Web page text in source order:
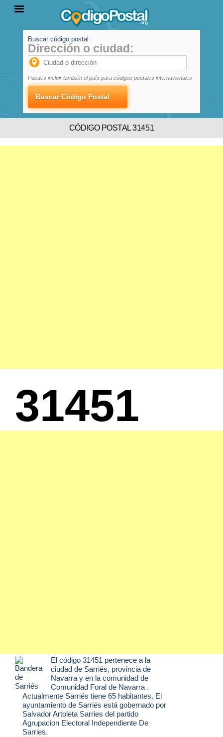
PROVINCIAS
LOCALIDADES
Buscar código postal
Dirección o ciudad:
Puedes incluir también el país para códigos postales internacionales
CÓDIGO POSTAL 31451
31451
El código 31451 pertenece a la
ciudad de Sarriés, provincia de
Navarra y en la comunidad de
Comunidad Foral de Navarra .
Actualmente Sarriés tiene 65 habitantes. El
ayuntamiento de Sarriés está gobernado por
Salvador Artoleta Sarries del partido
Agrupacion Electoral Independiente De
Sarries.